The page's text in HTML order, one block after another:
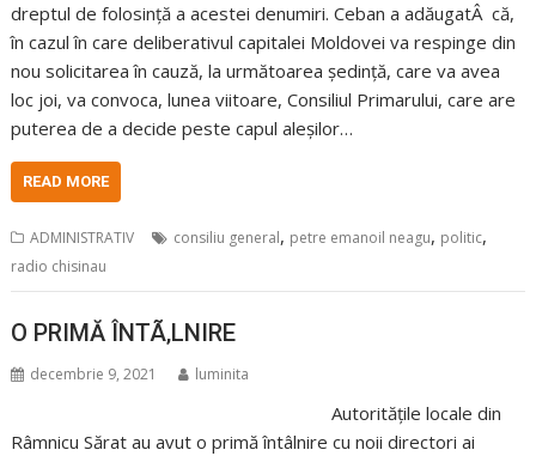
dreptul de folosință a acestei denumiri. Ceban a adăugatÂ că,
în cazul în care deliberativul capitalei Moldovei va respinge din
nou solicitarea în cauză, la următoarea ședință, care va avea
loc joi, va convoca, lunea viitoare, Consiliul Primarului, care are
puterea de a decide peste capul aleșilor…
READ MORE
ADMINISTRATIV consiliu general, petre emanoil neagu, politic,
radio chisinau
O PRIMĂ ÎNTÃ‚LNIRE
decembrie 9, 2021 luminita
Autoritățile locale din
Râmnicu Sărat au avut o primă întâlnire cu noii directori ai